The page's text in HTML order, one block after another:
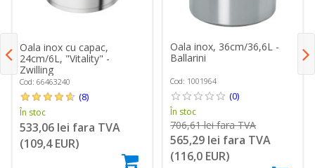
Oala inox cu capac,
24cm/6L, "Vitality" -
Zwilling
Cod: 66463240
(8)
În stoc
533,06 lei fara TVA
(109,4 EUR)
Oala inox, 36cm/36,6L -
Ballarini
Cod: 1001964
(0)
În stoc
706,61 lei fara TVA
565,29 lei fara TVA
(116,0 EUR)